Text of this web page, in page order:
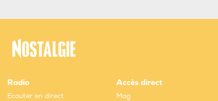
Radio
Ecouter en direct
Accès direct
Mag